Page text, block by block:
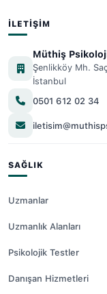
İLETIŞIM
Müthiş
Şenlikköy Mh.
İstanbul
0501 612 02 34
SAĞLIK
Uzmanlar
Uzmanlık Alanları
Psikolojik Testler
Danışan Hizmetleri